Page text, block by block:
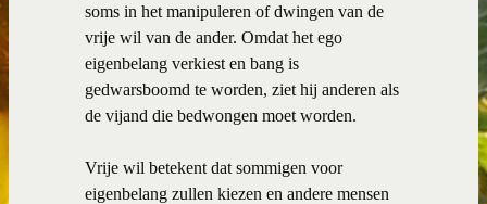
soms in het manipuleren of dwingen van de
vrije wil van de ander. Omdat het ego
eigenbelang verkiest en bang is
gedwarsboomd te worden, ziet hij anderen als
de vijand die bedwongen moet worden.
Vrije wil betekent dat sommigen voor
eigenbelang zullen kiezen en andere mensen